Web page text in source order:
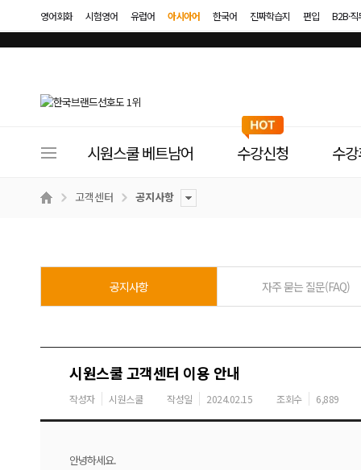
영어회화 시험영어 유럽어 아시아어 한국어 진짜학습지 편입 B2B·
이
메
시원스쿨 베트남어 수강신청 수
고객센터 공지사항
공지사항 자주 묻는 질문(FAQ)
시원스쿨 고객센터 이용 안내
작성자 시원스쿨 작성일 2024.02.15 조회수 6,889
안녕하세요.